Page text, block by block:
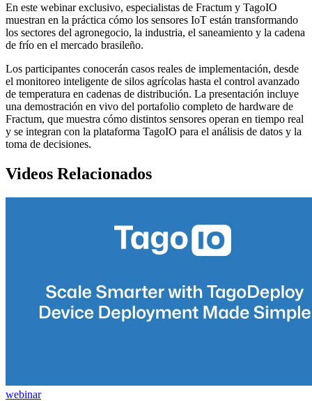
En este webinar exclusivo, especialistas de Fractum y TagoIO
muestran en la práctica cómo los sensores IoT están transformando
los sectores del agronegocio, la industria, el saneamiento y la cadena
de frío en el mercado brasileño.
Los participantes conocerán casos reales de implementación, desde
el monitoreo inteligente de silos agrícolas hasta el control avanzado
de temperatura en cadenas de distribución. La presentación incluye
una demostración en vivo del portafolio completo de hardware de
Fractum, que muestra cómo distintos sensores operan en tiempo real
y se integran con la plataforma TagoIO para el análisis de datos y la
toma de decisiones.
Videos Relacionados
webinar